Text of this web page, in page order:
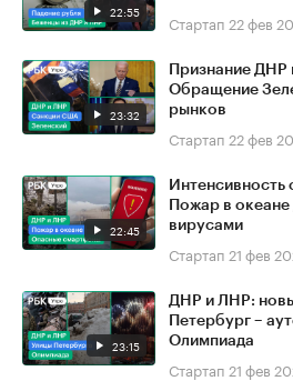
22:55 Стартап 22 фев
23:32
Признание
Обращение
рынков
Стартап 22 фев
22:45
Интенсивность
Пожар в
вирусами
Стартап 21 фев
23:15
ДНР и ЛНР:
Петербург –
Олимпиада
Стартап 21 фев